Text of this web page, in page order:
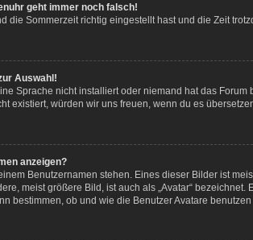
geht immer noch falsch!
die Sommerzeit richtig eingestellt hast und die Zeit
Auswahl!
Sprache nicht installiert oder niemand hat das
existiert, würden wir uns freuen, wenn du es
anzeigen?
Benutzernamen stehen. Eines dieser Bilder ist
meist größere Bild, ist auch als „Avatar“
bestimmen, ob und wie die Benutzer Avatare